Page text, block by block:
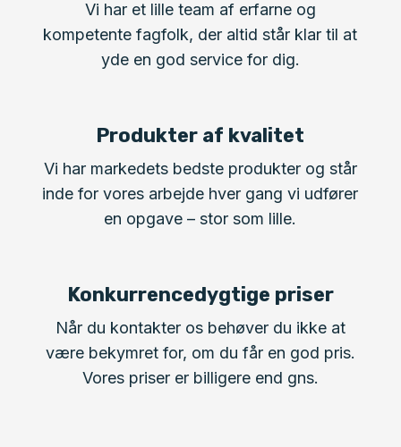
Vi har et lille team af erfarne og
kompetente fagfolk, der altid står klar til at
yde en god service for dig.
Produkter af kvalitet
Vi har markedets bedste produkter og står
inde for vores arbejde hver gang vi udfører
en opgave – stor som lille.
Konkurrencedygtige priser
Når du kontakter os behøver du ikke at
være bekymret for, om du får en god pris.
Vores priser er billigere end gns.